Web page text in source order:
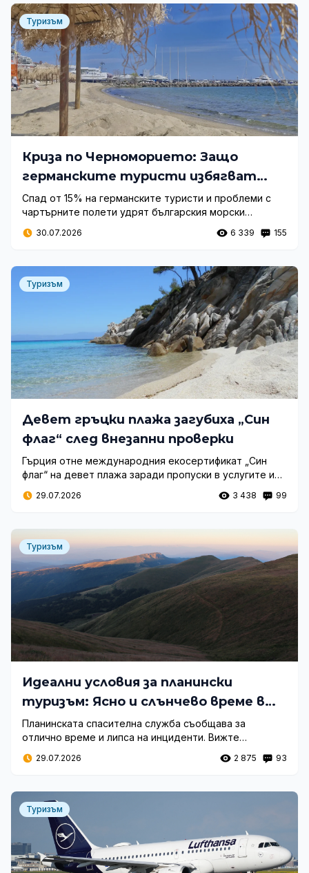
Туризъм
Криза по Черноморието: Защо
германските туристи избягват
България?
Спад от 15% на германските туристи и проблеми с
чартърните полети удрят българския морски
туризъм. Научете кои са причините и как се променя
пазарът.
30.07.2026 6 339 155
Туризъм
Девет гръцки плажа загубиха „Син
флаг“ след внезапни проверки
Гърция отне международния екосертификат „Син
флаг“ на девет плажа заради пропуски в услугите и
безопасността. Вижте кои са причините и какви са
новите мерки.
29.07.2026 3 438 99
Туризъм
Идеални условия за планински
туризъм: Ясно и слънчево време в
планините
Планинската спасителна служба съобщава за
отлично време и липса на инциденти. Вижте
актуалните температури и прогнозата за
планинските райони днес.
29.07.2026 2 875 93
Туризъм